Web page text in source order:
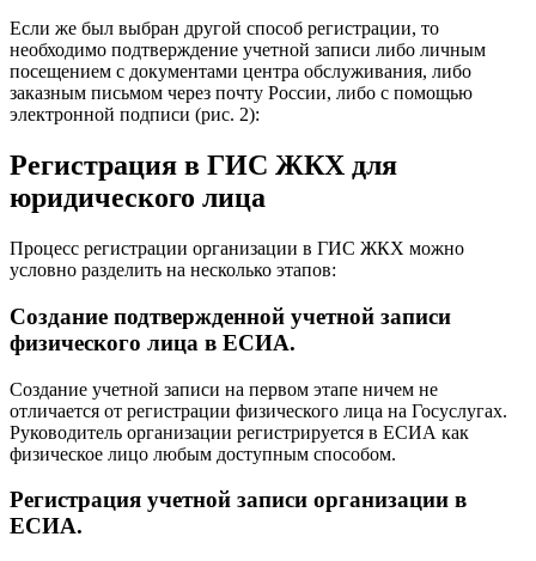
Если же был выбран другой способ регистрации, то
необходимо подтверждение учетной записи либо личным
посещением с документами центра обслуживания, либо
заказным письмом через почту России, либо с помощью
электронной подписи (рис. 2):
Регистрация в ГИС ЖКХ для
юридического лица
Процесс регистрации организации в ГИС ЖКХ можно
условно разделить на несколько этапов:
Создание подтвержденной учетной записи
физического лица в ЕСИА.
Создание учетной записи на первом этапе ничем не
отличается от регистрации физического лица на Госуслугах.
Руководитель организации регистрируется в ЕСИА как
физическое лицо любым доступным способом.
Регистрация учетной записи организации в
ЕСИА.